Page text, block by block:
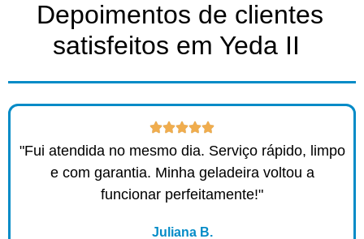
Depoimentos de clientes
satisfeitos em Yeda II ​
"Fui atendida no mesmo dia. Serviço rápido, limpo
e com garantia. Minha geladeira voltou a
funcionar perfeitamente!"
Juliana B.